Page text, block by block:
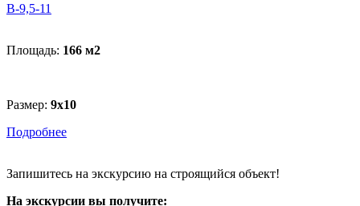
В-9,5-11
Площадь: 166 м2
Размер: 9х10
Подробнее
Запишитесь на экскурсию на строящийся объект!
На экскурсии вы получите: